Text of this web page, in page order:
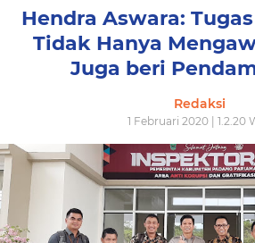
Hendra Aswara:
Tidak Hanya
Juga beri
Redaksi
1 Februari 2020 | 1.2.20